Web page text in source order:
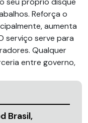
Reforça o
aumenta
serviço serve para
Qualquer
entre governo,
Brasil,